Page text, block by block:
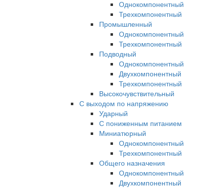
Однокомпонентный
Трехкомпонентный
Промышленный
Однокомпонентный
Трехкомпонентный
Подводный
Однокомпонентный
Двухкомпонентный
Трехкомпонентный
Высокочувствительный
С выходом по напряжению
Ударный
С пониженным питанием
Миниатюрный
Однокомпонентный
Трехкомпонентный
Общего назначения
Однокомпонентный
Двухкомпонентный